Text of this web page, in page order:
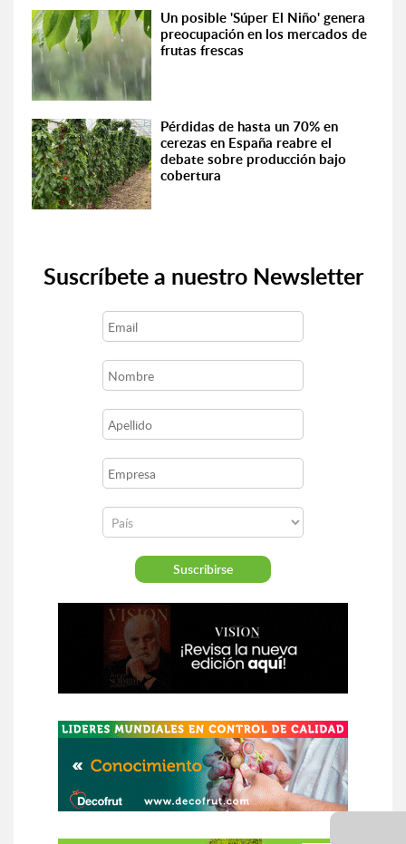
Un posible 'Súper El Niño' genera
preocupación en los mercados de
frutas frescas
Pérdidas de hasta un 70% en
cerezas en España reabre el
debate sobre producción bajo
cobertura
Suscríbete a nuestro Newsletter